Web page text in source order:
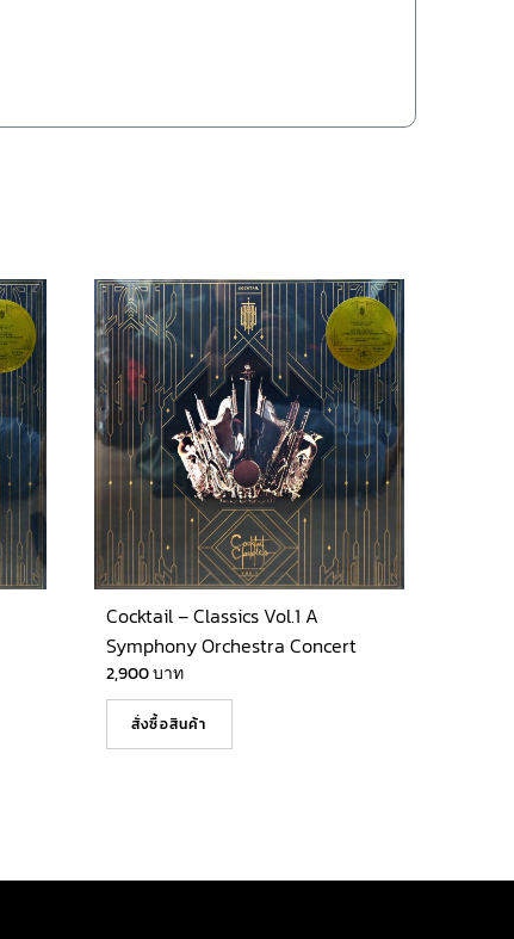
Cocktail – Classics Vol.1 A
Symphony Orchestra Concert
2,900บาท
สั่งซื้อสินค้า